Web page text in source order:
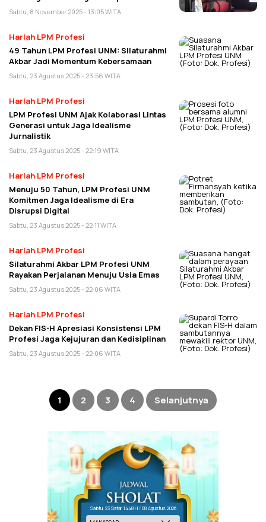
Sabtu, 8 November 2025 - 13:05 WITA
Harlah LPM Profesi
49 Tahun LPM Profesi UNM: Silaturahmi
Akbar Jadi Momentum Kebersamaan
Sabtu, 23 Agustus 2025 - 23:56 WITA
Harlah LPM Profesi
LPM Profesi UNM Ajak Kolaborasi Lintas
Generasi untuk Jaga Idealisme
Jurnalistik
Sabtu, 23 Agustus 2025 - 22:19 WITA
Harlah LPM Profesi
Menuju 50 Tahun, LPM Profesi UNM
Komitmen Jaga Idealisme di Era
Disrupsi Digital
Sabtu, 23 Agustus 2025 - 22:11 WITA
Harlah LPM Profesi
Silaturahmi Akbar LPM Profesi UNM
Rayakan Perjalanan Menuju Usia Emas
Sabtu, 23 Agustus 2025 - 22:06 WITA
Harlah LPM Profesi
Dekan FIS-H Apresiasi Konsistensi LPM
Profesi Jaga Kejujuran dan Kedisiplinan
Sabtu, 23 Agustus 2025 - 22:06 WITA
Paginasi
1 2 3 4 Selanjutnya
Sabtu, 23 Safar 1448 H / 08 Agustus 2026